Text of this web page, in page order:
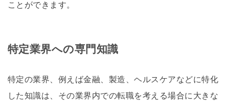
ことができます。
特定業界への専門知識
特定の業界、例えば金融、製造、ヘルスケアなどに特化
した知識は、その業界内での転職を考える場合に大きな